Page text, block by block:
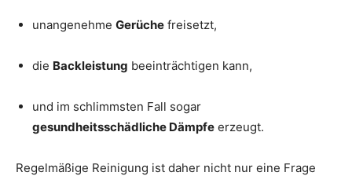
unangenehme Gerüche freisetzt,
die Backleistung beeinträchtigen kann,
und im schlimmsten Fall sogar
gesundheitsschädliche Dämpfe erzeugt.
Regelmäßige Reinigung ist daher nicht nur eine Frage